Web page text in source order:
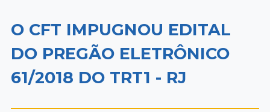
O CFT IMPUGNOU EDITAL
DO PREGÃO ELETRÔNICO
61/2018 DO TRT1 - RJ